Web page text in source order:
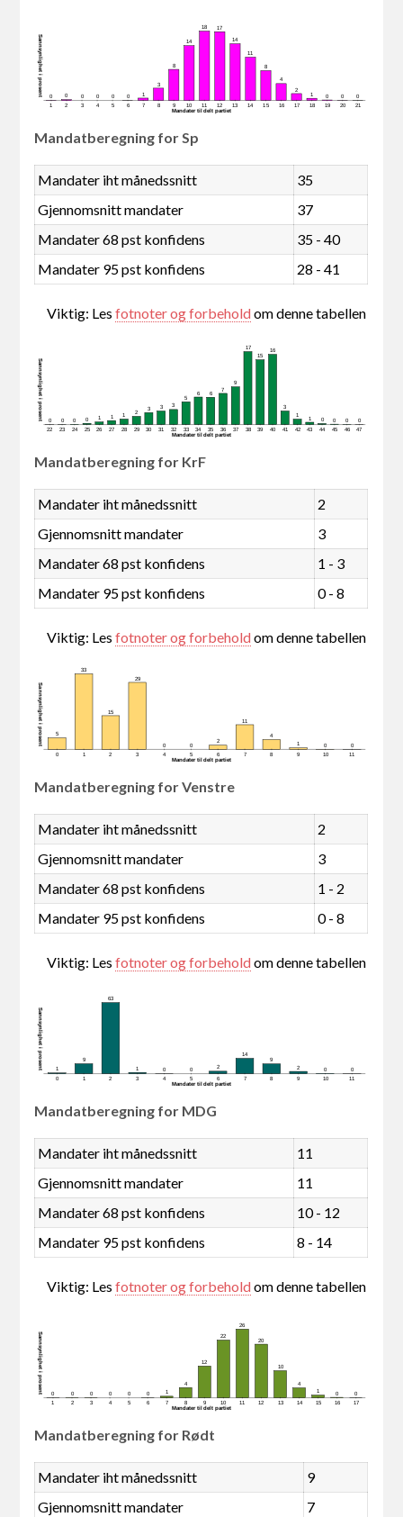
Mandater tildelt partiet
Sannsynlighet i prosent 0 0 0 0 0 0 1
3
8
14
18 17
14
11
8
4
2
1
0 0 0
1 2 3 4 5 6 7 8 9 10 11 12 13 14 15 16 17 18 19 20 21
Mandatberegning for Sp
Mandater iht månedssnitt
35
Gjennomsnitt mandater
37
Mandater 68 pst konfidens
35 - 40
Mandater 95 pst konfidens
28 - 41
Viktig: Lesfotnoter og forbeholdom denne tabellen
Mandater tildelt partiet
Sannsynlighet i prosent 0 0 0 0 1 1 1 2
3 3 3
5
6 6
7
9
17
15
16
3
1
1 0 0 0 0
22 23 24 25 26 27 28 29 30 31 32 33 34 35 36 37 38 39 40 41 42 43 44 45 46 47
Mandatberegning for KrF
Mandater iht månedssnitt
2
Gjennomsnitt mandater
3
Mandater 68 pst konfidens
1 - 3
Mandater 95 pst konfidens
0 - 8
Viktig: Lesfotnoter og forbeholdom denne tabellen
Mandater tildelt partiet
Sannsynlighet i prosent 5
33
15
29
0 0
2
11
4
1
0 0
0 1 2 3 4 5 6 7 8 9 10 11
Mandatberegning for Venstre
Mandater iht månedssnitt
2
Gjennomsnitt mandater
3
Mandater 68 pst konfidens
1 - 2
Mandater 95 pst konfidens
0 - 8
Viktig: Lesfotnoter og forbeholdom denne tabellen
Mandater tildelt partiet
Sannsynlighet i prosent 1
9
63
1 0 0 2
14
9
2 0
0
0
1 2 3 4 5 6 7 8 9 10 11
Mandatberegning for MDG
Mandater iht månedssnitt
11
Gjennomsnitt mandater
11
Mandater 68 pst konfidens
10 - 12
Mandater 95 pst konfidens
8 - 14
Viktig: Lesfotnoter og forbeholdom denne tabellen
Mandater tildelt partiet
Sannsynlighet i prosent 0 0 0 0 0 0 1
4
12
22
26
20
10
4
1 0 0
1 2 3 4 5 6 7 8 9 10 11 12 13 14 15 16 17
Mandatberegning for Rødt
Mandater iht månedssnitt
9
Gjennomsnitt mandater
7